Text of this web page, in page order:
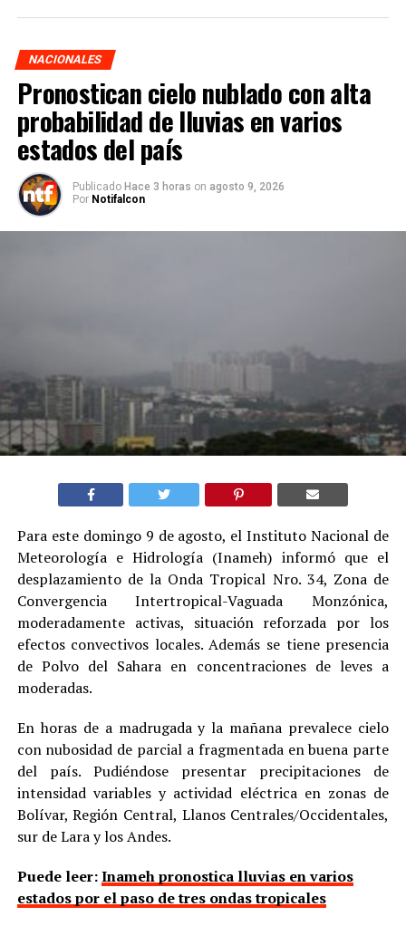
NACIONALES
Pronostican cielo nublado con alta
probabilidad de lluvias en varios
estados del país
Publicado Hace 3 horas on agosto 9, 2026
Por Notifalcon
Para este domingo 9 de agosto, el Instituto Nacional de
Meteorología e Hidrología (Inameh) informó que el
desplazamiento de la Onda Tropical Nro. 34, Zona de
Convergencia Intertropical-Vaguada Monzónica,
moderadamente activas, situación reforzada por los
efectos convectivos locales. Además se tiene presencia
de Polvo del Sahara en concentraciones de leves a
moderadas.
En horas de a madrugada y la mañana prevalece cielo
con nubosidad de parcial a fragmentada en buena parte
del país. Pudiéndose presentar precipitaciones de
intensidad variables y actividad eléctrica en zonas de
Bolívar, Región Central, Llanos Centrales/Occidentales,
sur de Lara y los Andes.
Puede leer:Inameh pronostica lluvias en varios
estados por el paso de tres ondas tropicales